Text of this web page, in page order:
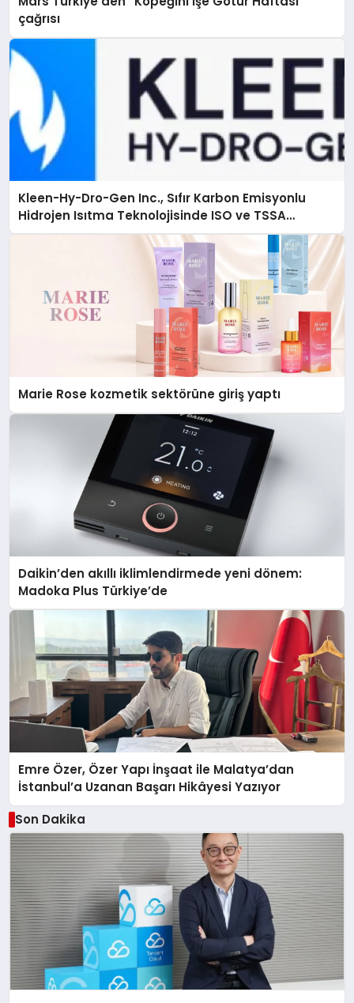
çağrısı
Kleen-Hy-Dro-Gen Inc., Sıfır Karbon Emisyonlu
Hidrojen Isıtma Teknolojisinde ISO ve TSSA
Düzenleyici Onaylarını Aldı
Marie Rose kozmetik sektörüne giriş yaptı
Daikin’den akıllı iklimlendirmede yeni dönem:
Madoka Plus Türkiye’de
Emre Özer, Özer Yapı İnşaat ile Malatya’dan
İstanbul’a Uzanan Başarı Hikâyesi Yazıyor
Son Dakika